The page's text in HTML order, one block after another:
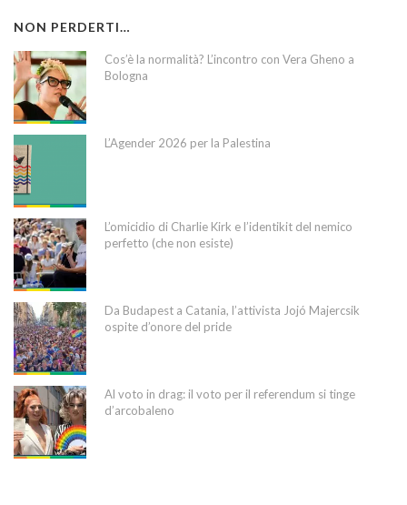
NON PERDERTI…
Cos’è la normalità? L’incontro con Vera Gheno a
Bologna
L’Agender 2026 per la Palestina
L’omicidio di Charlie Kirk e l’identikit del nemico
perfetto (che non esiste)
Da Budapest a Catania, l’attivista Jojó Majercsik
ospite d’onore del pride
Al voto in drag: il voto per il referendum si tinge
d’arcobaleno